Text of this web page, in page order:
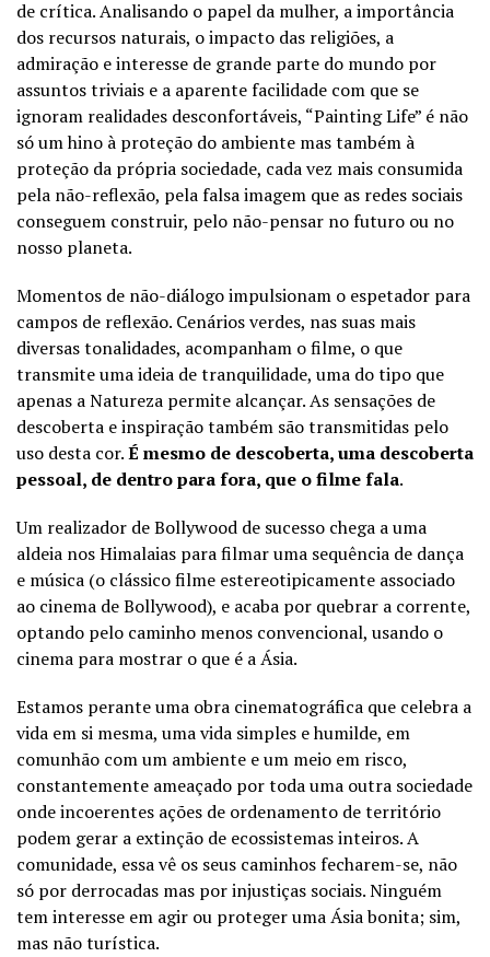
de crítica. Analisando o papel da mulher, a importância
dos recursos naturais, o impacto das religiões, a
admiração e interesse de grande parte do mundo por
assuntos triviais e a aparente facilidade com que se
ignoram realidades desconfortáveis, “Painting Life” é não
só um hino à proteção do ambiente mas também à
proteção da própria sociedade, cada vez mais consumida
pela não-reflexão, pela falsa imagem que as redes sociais
conseguem construir, pelo não-pensar no futuro ou no
nosso planeta.
Momentos de não-diálogo impulsionam o espetador para
campos de reflexão. Cenários verdes, nas suas mais
diversas tonalidades, acompanham o filme, o que
transmite uma ideia de tranquilidade, uma do tipo que
apenas a Natureza permite alcançar. As sensações de
descoberta e inspiração também são transmitidas pelo
uso desta cor.É mesmo de descoberta, uma descoberta
pessoal, de dentro para fora, que o filme fala.
Um realizador de Bollywood de sucesso chega a uma
aldeia nos Himalaias para filmar uma sequência de dança
e música (o clássico filme estereotipicamente associado
ao cinema de Bollywood), e acaba por quebrar a corrente,
optando pelo caminho menos convencional, usando o
cinema para mostrar o que é a Ásia.
Estamos perante uma obra cinematográfica que celebra a
vida em si mesma, uma vida simples e humilde, em
comunhão com um ambiente e um meio em risco,
constantemente ameaçado por toda uma outra sociedade
onde incoerentes ações de ordenamento de território
podem gerar a extinção de ecossistemas inteiros. A
comunidade, essa vê os seus caminhos fecharem-se, não
só por derrocadas mas por injustiças sociais. Ninguém
tem interesse em agir ou proteger uma Ásia bonita; sim,
mas não turística.